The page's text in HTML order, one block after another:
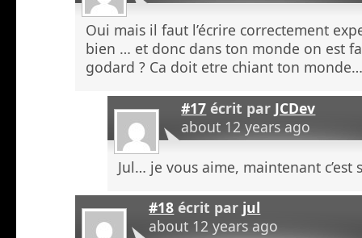
Oui mais il faut l’écrire correctement
bien … et donc dans ton monde on est
godard ? Ca doit etre chiant ton
#17 écrit par JCDev
about 12 years ago
Jul… je vous aime, maintenant c’est
#18 écrit par jul
about 12 years ago